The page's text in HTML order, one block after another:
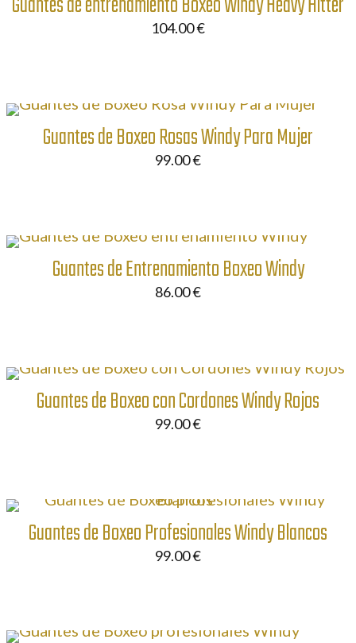
104.00€
Guantes de Boxeo Rosas Windy Para Mujer
99.00€
Guantes de Entrenamiento Boxeo Windy
86.00€
Guantes de Boxeo con Cordones Windy Rojos
99.00€
Guantes de Boxeo Profesionales Windy Blancos
99.00€